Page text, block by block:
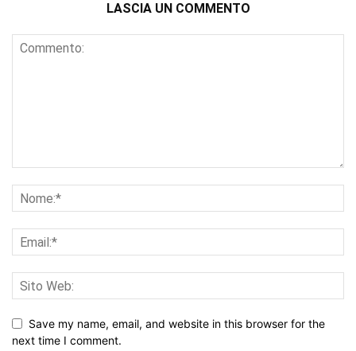
LASCIA UN COMMENTO
Save my name, email, and website in this browser for the
next time I comment.